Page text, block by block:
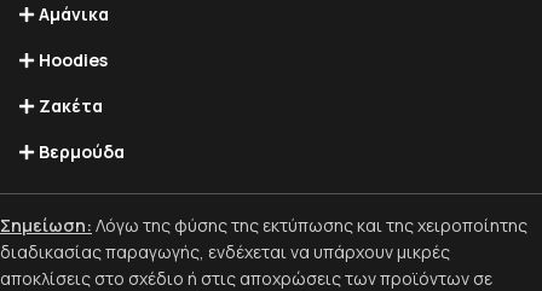
Αμάνικα
Hoodies
Ζακέτα
Βερμούδα
Σημείωση: Λόγω της φύσης της εκτύπωσης και της χειροποίητης
διαδικασίας παραγωγής, ενδέχεται να υπάρχουν μικρές
αποκλίσεις στο σχέδιο ή στις αποχρώσεις των προϊόντων σε